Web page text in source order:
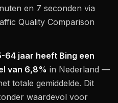
en 7 seconden via
Quality Comparison
64 jaar heeft Bing een
van 6,8% in Nederland —
totale gemiddelde. Dit
waardevol voor